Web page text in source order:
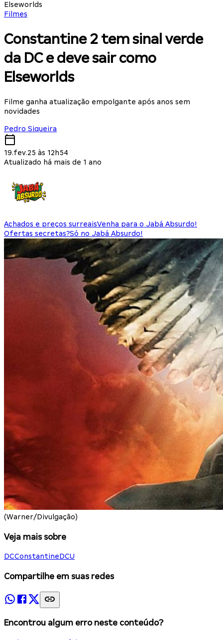
Elseworlds
Filmes
Constantine 2 tem sinal verde
da DC e deve sair como
Elseworlds
Filme ganha atualização empolgante após anos sem
novidades
Pedro Siqueira
19.fev.25 às 12h54
Atualizado há mais de 1 ano
Achados e preços surreaisVenha para o Jabá Absurdo!
Ofertas secretas?Só no Jabá Absurdo!
(Warner/Divulgação)
Veja mais sobre
DCConstantineDCU
Compartilhe em suas redes
Encontrou algum erro neste conteúdo?